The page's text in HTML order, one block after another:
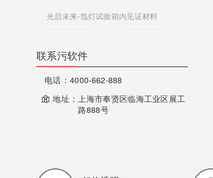
光启未来-氙灯试验箱内见证材料
联系污软件
电话：4000-662-888
地址：上海市奉贤区临海工业区展工
路888号